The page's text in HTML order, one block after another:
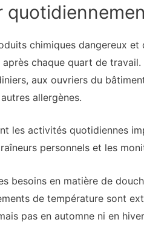
chimiques dangereux
chaque quart de
aux ouvriers du
allergènes.
les activités quotidiennes
personnels et les
besoins en matière de
de température sont
pas en automne ni en